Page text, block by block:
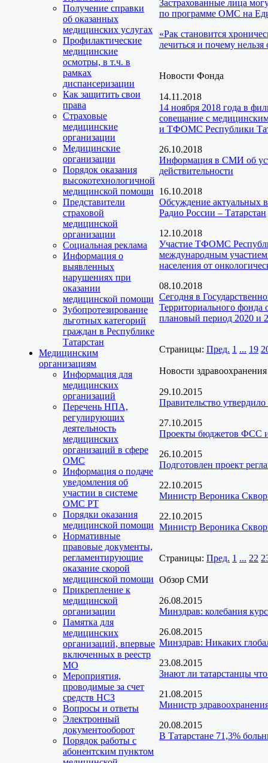
Получение справки
об оказанных
медицинских услугах
Профилактические
медицинские
осмотры, в т.ч. в
рамках
диспансеризации
Как защитить свои
права
Страховые
медицинские
организации
Медицинские
организации
Порядок оказания
высокотехнологичной
медицинской помощи
Представители
страховой
медицинской
организации
Социальная реклама
Информация о
выявленных
нарушениях при
оказании
медицинской помощи
Зубопротезирование
льготных категорий
граждан в Республике
Татарстан
Медицинским
организациям
Информация для
медицинских
организаций
Перечень НПА,
регулирующих
деятельность
медицинских
организаций в сфере
ОМС
Информация о подаче
уведомления об
участии в системе
ОМС РТ
Порядки оказания
медицинской помощи
Нормативные
правовые документы,
регламентирующие
оказание скорой
медицинской помощи
Прикрепление к
медицинской
организации
Памятка для
медицинских
организаций, впервые
включенных в реестр
МО
Мероприятия,
проводимые за счет
средств НСЗ
Вопросы и ответы
Электронный
документооборот
Порядок работы с
абонентским пунктом
Застрахованные лица
по программе ОМС на
«Рак становится
лечиться и почему нельзя
Новости Фонда
14.11.2018
14 ноября 2018 года в
совещание с
и ТФОМС Республики
26.10.2018
Информация в СМИ об
действительности
16.10.2018
Обсуждение актуальных
Радио России – Татарстан
12.10.2018
Участие ТФОМС
международным
населения от
08.10.2018
Сегодня в
Территориального фонда
плановый период 2020 и
Страницы: Пред. 1 ... 19
Новости здравоохранения
29.10.2015
Правительство
27.10.2015
Проекты бюджетов ФСС
26.10.2015
Подготовлен проект
22.10.2015
Министр Вероника
22.10.2015
Министр Вероника
Страницы: Пред. 1 ... 22
Обзор СМИ
26.08.2015
Минздрав: колебания
26.08.2015
Минздрав: Никаких
23.08.2015
Знают ли татарстанцы
21.08.2015
Министр
20.08.2015
В Татарстане 71,3%